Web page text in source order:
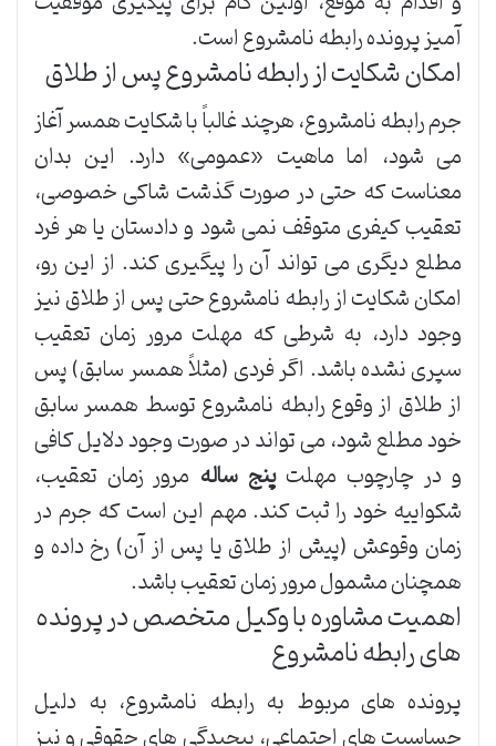
آمیز پرونده رابطه نامشروع است.
امکان شکایت از رابطه نامشروع پس از طلاق
جرم رابطه نامشروع، هرچند غالباً با شکایت همسر آغاز
می شود، اما ماهیت «عمومی» دارد. این بدان
معناست که حتی در صورت گذشت شاکی خصوصی،
تعقیب کیفری متوقف نمی شود و دادستان یا هر فرد
مطلع دیگری می تواند آن را پیگیری کند. از این رو،
امکان شکایت از رابطه نامشروع حتی پس از طلاق نیز
وجود دارد، به شرطی که مهلت مرور زمان تعقیب
سپری نشده باشد. اگر فردی (مثلاً همسر سابق) پس
از طلاق از وقوع رابطه نامشروع توسط همسر سابق
خود مطلع شود، می تواند در صورت وجود دلایل کافی
و در چارچوب مهلتپنج ساله مرور زمان تعقیب،
شکواییه خود را ثبت کند. مهم این است که جرم در
زمان وقوعش (پیش از طلاق یا پس از آن) رخ داده و
همچنان مشمول مرور زمان تعقیب باشد.
اهمیت مشاوره با وکیل متخصص در پرونده
های رابطه نامشروع
پرونده های مربوط به رابطه نامشروع، به دلیل